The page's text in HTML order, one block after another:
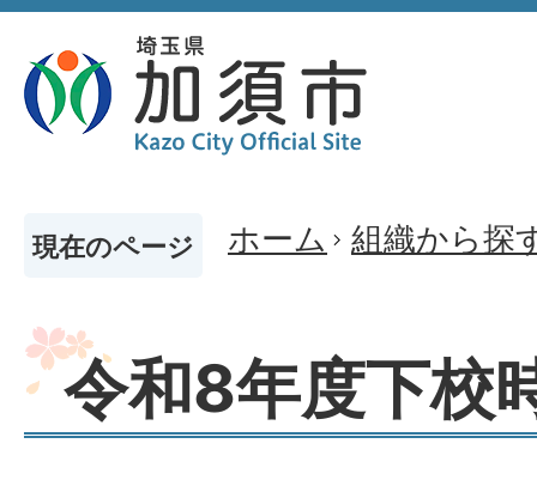
現在のページ ホーム 組織から探
令和8年度下校